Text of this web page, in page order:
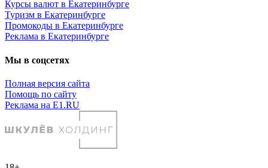
Курсы валют в Екатеринбурге
Туризм в Екатеринбурге
Промокоды в Екатеринбурге
Реклама в Екатеринбурге
Мы в соцсетях
Полная версия сайта
Помощь по сайту
Реклама на E1.RU